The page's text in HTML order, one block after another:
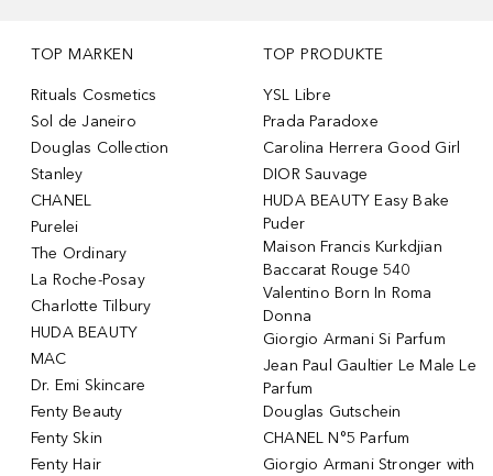
TOP MARKEN
Rituals Cosmetics
Sol de Janeiro
Douglas Collection
Stanley
CHANEL
Purelei
The Ordinary
La Roche-Posay
Charlotte Tilbury
HUDA BEAUTY
MAC
Dr. Emi Skincare
Fenty Beauty
Fenty Skin
Fenty Hair
TOP PRODUKTE
YSL Libre
Prada Paradoxe
Carolina Herrera Good Girl
DIOR Sauvage
HUDA BEAUTY Easy Bake
Puder
Maison Francis Kurkdjian
Baccarat Rouge 540
Valentino Born In Roma
Donna
Giorgio Armani Si Parfum
Jean Paul Gaultier Le Male Le
Parfum
Douglas Gutschein
CHANEL N°5 Parfum
Giorgio Armani Stronger with